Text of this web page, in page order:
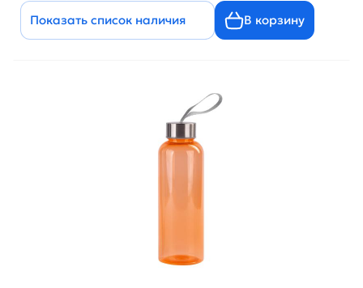
Показать список наличия В корзину